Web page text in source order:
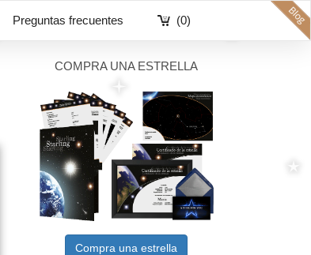
(0)
Preguntas frecuentes
COMPRA UNA ESTRELLA
Compra una estrella